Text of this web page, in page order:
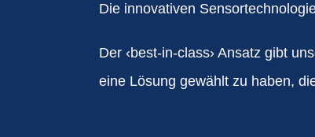
Die innovativen
Der ‹best-in-class› Ansatz gibt
eine Lösung gewählt zu haben,